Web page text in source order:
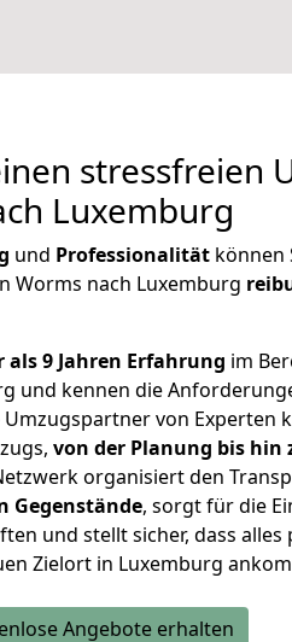
stressfreien
Luxemburg
und Professionalität können
Worms nach Luxemburg
als 9 Jahren Erfahrung im
und kennen die
von Experten
von der Planung bis hin
organisiert den
Gegenstände, sorgt für die
und stellt sicher, dass alles
Zielort in Luxemburg
Angebote erhalten